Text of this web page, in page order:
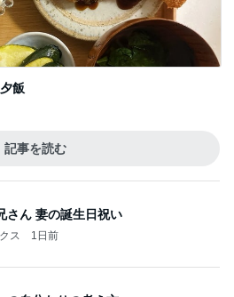
飯
記事を読む
さん 妻の誕生日祝い
ス 1日前